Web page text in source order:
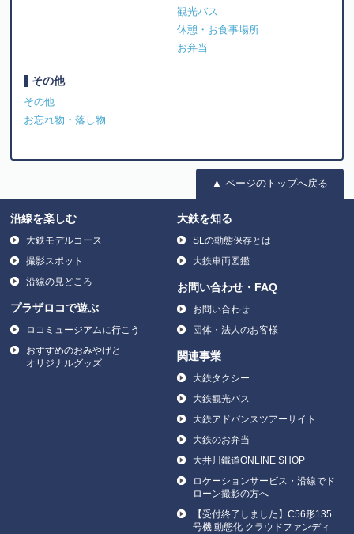
観光バス
休憩・お食事場所
お弁当
その他
その他
お忘れ物・落し物
▲ ページのトップへ戻る
沿線を楽しむ
大鉄モデルコース
撮影スポット
沿線の見どころ
プラザロコで遊ぶ
ロコミュージアムに行こう
おすすめのおみやげと
オリジナルグッズ
大鉄を知る
SLの動態保存とは
大鉄車両図鑑
お問い合わせ・FAQ
お問い合わせ
団体・法人のお客様
関連事業
大鉄タクシー
大鉄観光バス
大鉄アドバンスツアーサイト
大鉄のお弁当
大井川鐵道ONLINE SHOP
ロケーションサービス・沿線でド
ローン撮影の方へ
【受付終了しました】C56形135
号機 動態化 クラウドファンディ